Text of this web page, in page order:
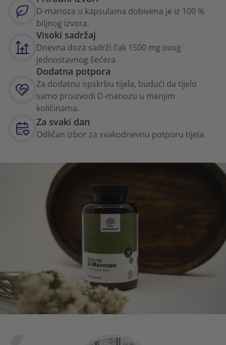
D-manoza u kapsulama dobivena je iz 100 %
biljnog izvora.
Visoki sadržaj
Dnevna doza sadrži čak 1500 mg ovog
jednostavnog šećera.
Dodatna potpora
Za dodatnu opskrbu tijela, budući da tijelo
samo proizvodi D-manozu u manjim
količinama.
Za svaki dan
Odličan izbor za svakodnevnu potporu tijela.